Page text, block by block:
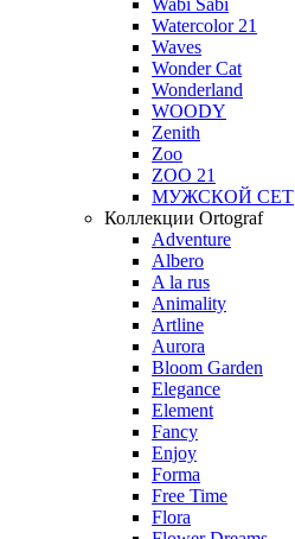
Wabi Sabi
Watercolor 21
Waves
Wonder Cat
Wonderland
WOODY
Zenith
Zoo
ZOO 21
МУЖСКОЙ СЕТ
Коллекции Ortograf
Adventure
Albero
A la rus
Animality
Artline
Aurora
Bloom Garden
Elegance
Element
Fancy
Enjoy
Forma
Free Time
Flora